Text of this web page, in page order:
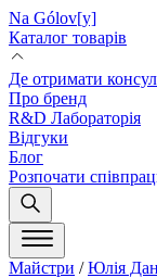
Na Gólov[y]
Каталог товарів
Де отримати
Про бренд
R&D Лабораторія
Відгуки
Блог
Розпочати
Майстри /Юлія